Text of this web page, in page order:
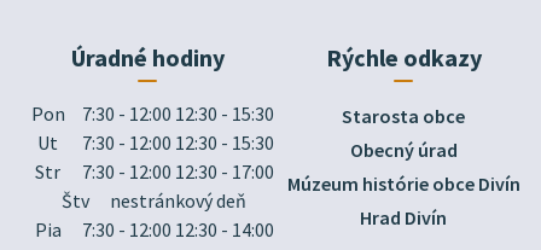
Úradné hodiny
Pon
7:30 - 12:00 12:30 - 15:30
Ut
7:30 - 12:00 12:30 - 15:30
Str
7:30 - 12:00 12:30 - 17:00
Štv
nestránkový deň
Pia
7:30 - 12:00 12:30 - 14:00
Rýchle odkazy
Starosta obce
Obecný úrad
Múzeum histórie obce Divín
Hrad Divín